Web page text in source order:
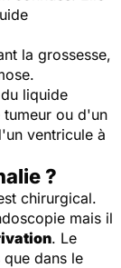
la grossesse,
liquide
tumeur ou d'un
ventricule à
?
chirurgical.
mais il
. Le
dans le